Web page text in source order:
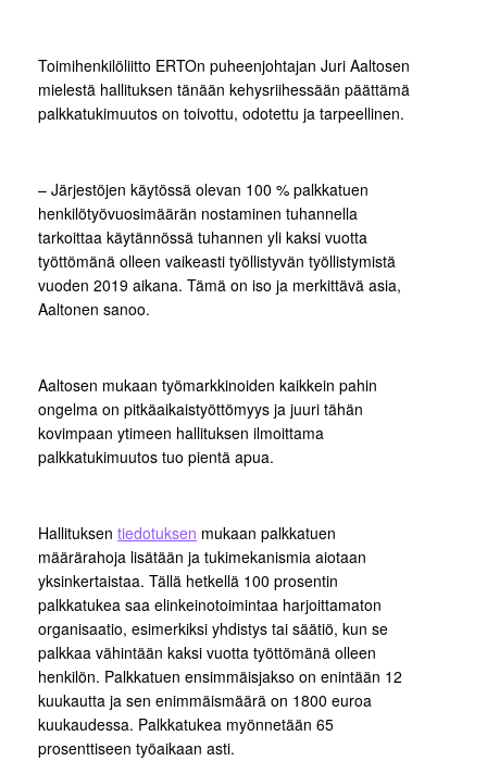
Toimihenkilöliitto ERTOn puheenjohtajan Juri Aaltosen
mielestä hallituksen tänään kehysriihessään päättämä
palkkatukimuutos on toivottu, odotettu ja tarpeellinen.
– Järjestöjen käytössä olevan 100 % palkkatuen
henkilötyövuosimäärän nostaminen tuhannella
tarkoittaa käytännössä tuhannen yli kaksi vuotta
työttömänä olleen vaikeasti työllistyvän työllistymistä
vuoden 2019 aikana. Tämä on iso ja merkittävä asia,
Aaltonen sanoo.
Aaltosen mukaan työmarkkinoiden kaikkein pahin
ongelma on pitkäaikaistyöttömyys ja juuri tähän
kovimpaan ytimeen hallituksen ilmoittama
palkkatukimuutos tuo pientä apua.
Hallituksen tiedotuksen mukaan palkkatuen
määrärahoja lisätään ja tukimekanismia aiotaan
yksinkertaistaa. Tällä hetkellä 100 prosentin
palkkatukea saa elinkeinotoimintaa harjoittamaton
organisaatio, esimerkiksi yhdistys tai säätiö, kun se
palkkaa vähintään kaksi vuotta työttömänä olleen
henkilön. Palkkatuen ensimmäisjakso on enintään 12
kuukautta ja sen enimmäismäärä on 1800 euroa
kuukaudessa. Palkkatukea myönnetään 65
prosenttiseen työaikaan asti.